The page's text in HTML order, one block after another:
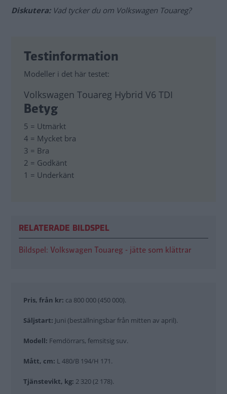
Diskutera: Vad tycker du om Volkswagen Touareg?
Testinformation
Modeller i det här testet:
Volkswagen Touareg Hybrid V6 TDI
Betyg
5 = Utmärkt
4 = Mycket bra
3 = Bra
2 = Godkänt
1 = Underkänt
RELATERADE BILDSPEL
Bildspel: Volkswagen Touareg - jätte som klättrar
Pris, från kr: ca 800 000 (450 000).
Säljstart: Juni (beställningsbar från mitten av april).
Modell: Femdörrars, femsitsig suv.
Mått, cm: L 480/B 194/H 171.
Tjänstevikt, kg: 2 320 (2 178).